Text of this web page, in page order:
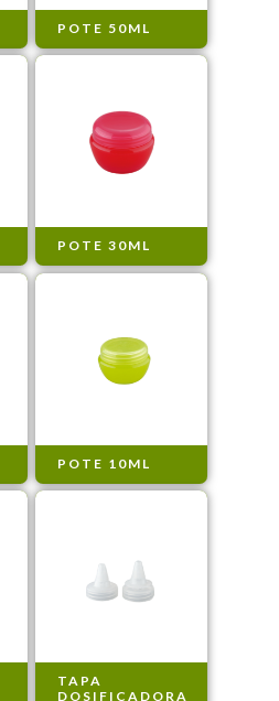
POTE 50ML
POTE 30ML
POTE 10ML
TAPA
DOSIFICADORA